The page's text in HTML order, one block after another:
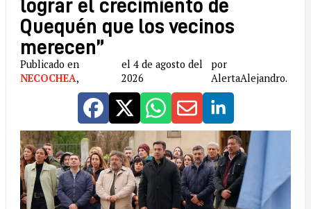
lograr el crecimiento de
Quequén que los vecinos
merecen”
Publicado en
NECOCHEA,
el 4 de agosto del
2026
por
AlertaAlejandro.